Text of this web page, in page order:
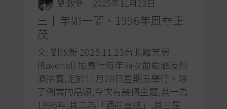
劉致新 2025年11月23日
三十年如一夢、1996年風華正
茂
文: 劉致新 2025.11.23台北羅芙奧
(Ravenel) 拍賣行每年兩次葡萄酒及烈
酒拍賣,定於11月28日星期五舉行。除
了例常的品類,今次有幾個主題,其一為
1996年,其二為「酒莊直送」,其三是